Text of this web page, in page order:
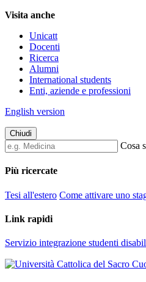
Visita anche
Unicatt
Docenti
Ricerca
Alumni
International students
Enti, aziende e professioni
English version
Chiudi
Cosa
Più ricercate
Tesi all'estero Come attivare uno
Link rapidi
Servizio integrazione studenti